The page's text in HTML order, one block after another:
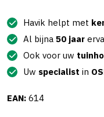
Havik helpt met
Al bijna 50 jaar
Ook voor uw
Uw specialist in
EAN: 614